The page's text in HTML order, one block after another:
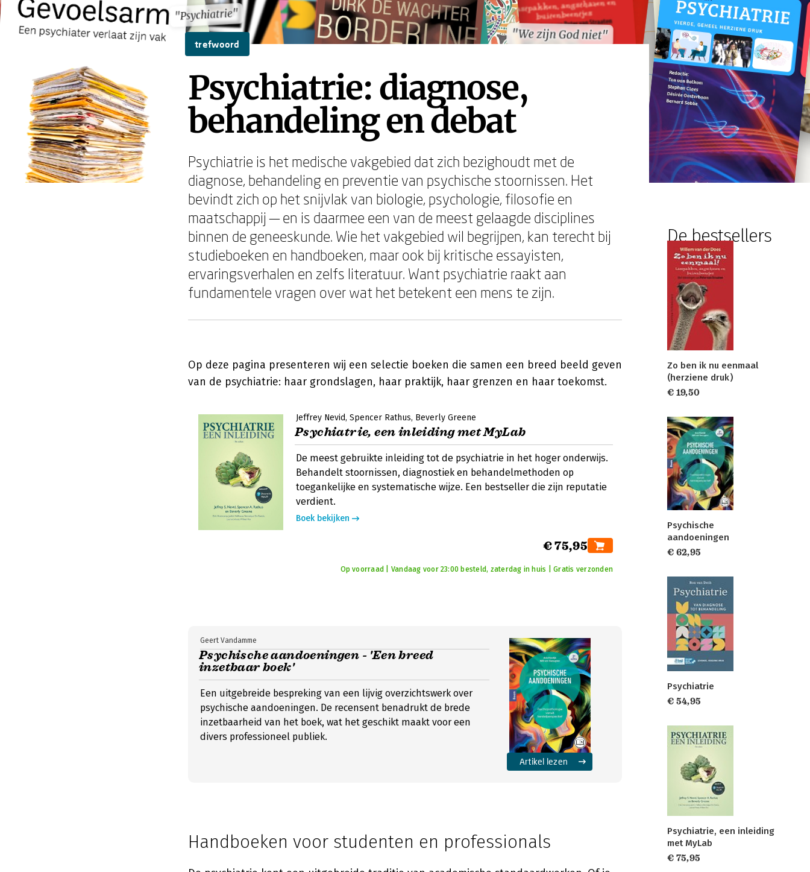
"Psychiatrie"
"We zijn God niet"
"Psychiatrie"
"We zijn God niet"
trefwoord
Psychiatrie: diagnose,
behandeling en debat
Psychiatrie is het medische vakgebied dat zich bezighoudt met de
diagnose, behandeling en preventie van psychische stoornissen. Het
bevindt zich op het snijvlak van biologie, psychologie, filosofie en
maatschappij — en is daarmee een van de meest gelaagde disciplines
binnen de geneeskunde. Wie het vakgebied wil begrijpen, kan terecht bij
studieboeken en handboeken, maar ook bij kritische essayisten,
ervaringsverhalen en zelfs literatuur. Want psychiatrie raakt aan
fundamentele vragen over wat het betekent een mens te zijn.
Op deze pagina presenteren wij een selectie boeken die samen een breed beeld geven
van de psychiatrie: haar grondslagen, haar praktijk, haar grenzen en haar toekomst.
Jeffrey Nevid Spencer Rathus Beverly Greene
Psychiatrie, een inleiding met MyLab
De meest gebruikte inleiding tot de psychiatrie in het hoger onderwijs.
Behandelt stoornissen, diagnostiek en behandelmethoden op
toegankelijke en systematische wijze. Een bestseller die zijn reputatie
verdient.
Boek bekijken
€ 75,95
Op voorraad | Vandaag voor 23:00 besteld, zaterdag in huis | Gratis verzonden
Psychische aandoeningen - 'Een breed
inzetbaar boek'
Geert Vandamme
Een uitgebreide bespreking van een lijvig overzichtswerk over
psychische aandoeningen. De recensent benadrukt de brede
inzetbaarheid van het boek, wat het geschikt maakt voor een
divers professioneel publiek.
Artikel lezen
Handboeken voor studenten en professionals
De bestsellers
Zo ben ik nu eenmaal
(herziene druk)
€ 19,50
Psychische
aandoeningen
€ 62,95
Psychiatrie
€ 54,95
Psychiatrie, een inleiding
met MyLab
€ 75,95